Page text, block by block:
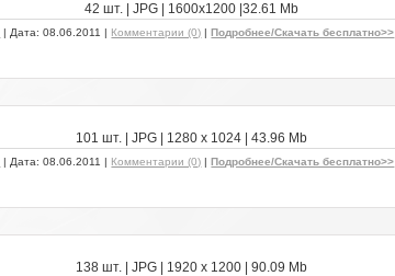
42 шт. | JPG | 1600x1200 |32.61 Mb
| Дата:08.06.2011 | Комментарии (0) |Подробнее/Скачать бесплатно>>
101 шт. | JPG | 1280 x 1024 | 43.96 Mb
| Дата:08.06.2011 | Комментарии (0) |Подробнее/Скачать бесплатно>>
138 шт. | JPG | 1920 x 1200 | 90.09 Mb